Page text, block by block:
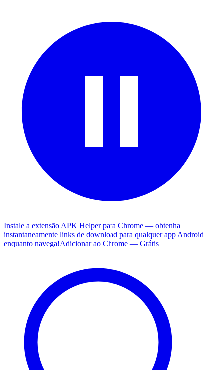
Instale a extensão APK Helper para Chrome — obtenha
instantaneamente links de download para qualquer app Android
enquanto navega!Adicionar ao Chrome — Grátis